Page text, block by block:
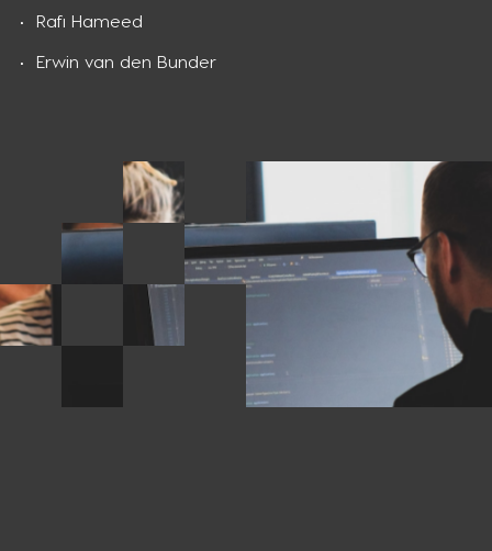
Rafi Hameed
Erwin van den Bunder